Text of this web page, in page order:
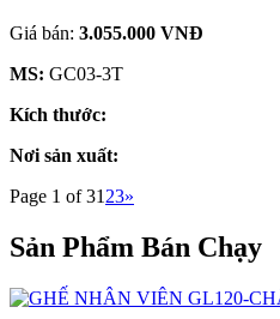
Giá bán: 3.055.000 VNĐ
MS: GC03-3T
Kích thước:
Nơi sản xuất:
Page 1 of 31 23»
Sản Phẩm Bán Chạy